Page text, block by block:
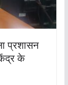
प्रशासन
केंद्र के